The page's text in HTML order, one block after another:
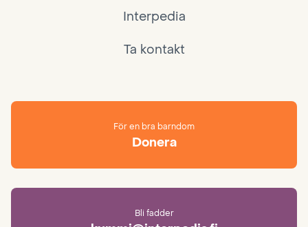
Interpedia
Ta kontakt
För en bra barndom
Donera
Bli fadder